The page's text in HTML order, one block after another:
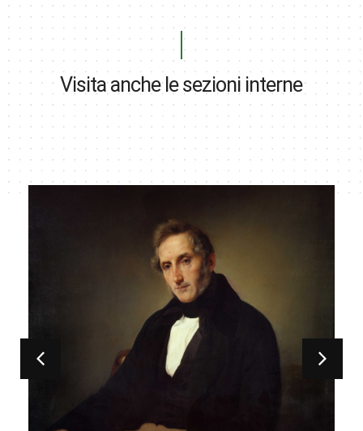
Visita anche le sezioni interne